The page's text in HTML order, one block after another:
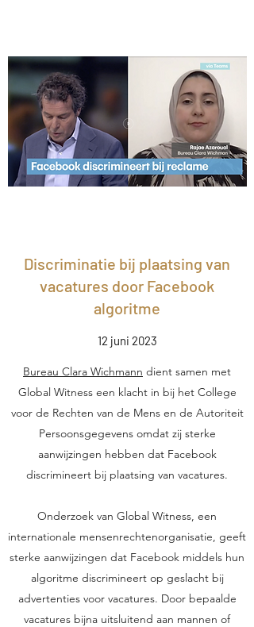
Discriminatie bij plaatsing van
vacatures door Facebook
algoritme
12 juni 2023
Bureau Clara Wichmann dient samen met
Global Witness een klacht in bij het College
voor de Rechten van de Mens en de Autoriteit
Persoonsgegevens omdat zij sterke
aanwijzingen hebben dat Facebook
discrimineert bij plaatsing van vacatures.
Onderzoek van Global Witness, een
internationale mensenrechtenorganisatie, geeft
sterke aanwijzingen dat Facebook middels hun
algoritme discrimineert op geslacht bij
advertenties voor vacatures. Door bepaalde
vacatures bijna uitsluitend aan mannen of